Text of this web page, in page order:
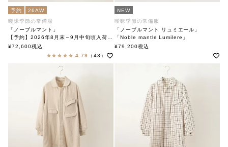
予約
26AW
曖昧季節の常備服
「ノーブルマント」
【予約】2026年8月末～9月中旬頃入荷予定
「Noble Mantle」
¥72,600税込
4.79
（43）
NEW
曖昧季節の常備服
「ノーブルマント リュミエール」
「Noble mantle Lumilere」
soutiencollar(ステンカラー)
¥79,200税込